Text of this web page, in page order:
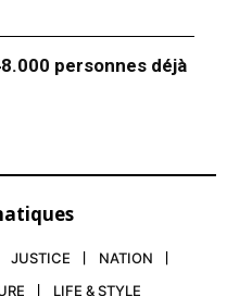
personnes déjà
JUSTICE
NATION
LIFE & STYLE